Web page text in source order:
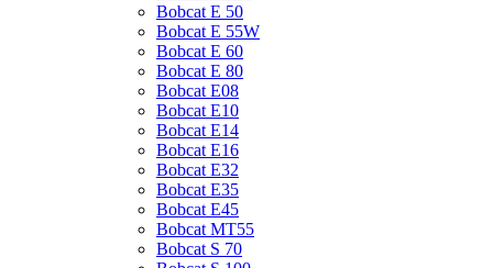
Bobcat E 50
Bobcat E 55W
Bobcat E 60
Bobcat E 80
Bobcat E08
Bobcat E10
Bobcat E14
Bobcat E16
Bobcat E32
Bobcat E35
Bobcat E45
Bobcat MT55
Bobcat S 70